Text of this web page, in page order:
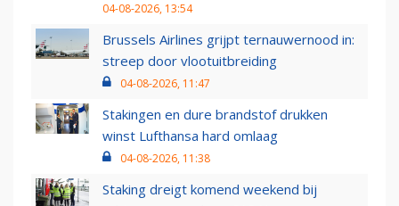
04-08-2026, 13:54
Brussels Airlines grijpt ternauwernood in:
streep door vlootuitbreiding
04-08-2026, 11:47
Stakingen en dure brandstof drukken
winst Lufthansa hard omlaag
04-08-2026, 11:38
Staking dreigt komend weekend bij